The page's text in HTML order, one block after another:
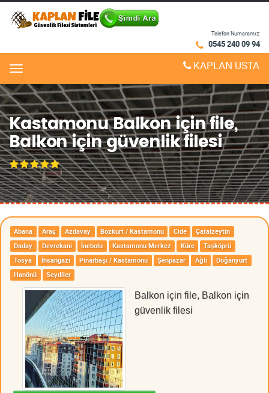
Telefon Numaramız:
0545 240 09 94
Menu KAPLAN USTA
Kastamonu Balkon için file,
Balkon için güvenlik filesi
Abana Araç Azdavay Bozkurt / Kastamonu Cide
Çatalzeytin
Daday
Devrekani İnebolu Kastamonu Merkez Küre
Taşköprü
Tosya
İhsangazi Pınarbaşı / Kastamonu Şenpazar Ağlı
Doğanyurt
Hanönü
Seydiler
Balkon için file, Balkon için
güvenlik filesi